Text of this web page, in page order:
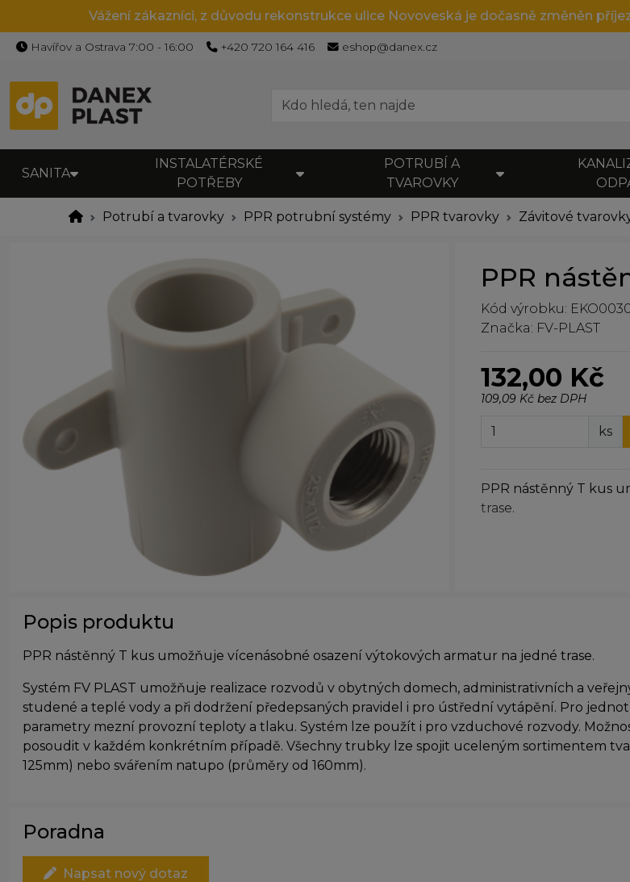
Vážení zákazníci, z důvodu rekonstrukce ulice Novoveská je dočasně změněn
Havířov a Ostrava 7:00 - 16:00 +420 720 164 416 eshop@danex.cz
SANITA
INSTALATÉRSKÉ
POTŘEBY
POTRUBÍ A
TVAROVKY
Potrubí a tvarovky PPR potrubní systémy PPR tvarovky Závitové
PPR
Kód výrobku:
Značka: FV-PLAST
132,00 Kč
109,09 Kč bez DPH
ks
PPR nástěnný T kus
trase.
Popis produktu
PPR nástěnný T kus umožňuje vícenásobné osazení výtokových armatur na jedné trase.
Systém FV PLAST umožňuje realizace rozvodů v obytných domech, administrativních a
studené a teplé vody a při dodržení předepsaných pravidel i pro ústřední vytápění. Pro
parametry mezní provozní teploty a tlaku. Systém lze použít i pro vzduchové rozvody.
posoudit v každém konkrétním případě. Všechny trubky lze spojit uceleným sortimentem
125mm) nebo svářením natupo (průměry od 160mm).
Poradna
Napsat nový dotaz